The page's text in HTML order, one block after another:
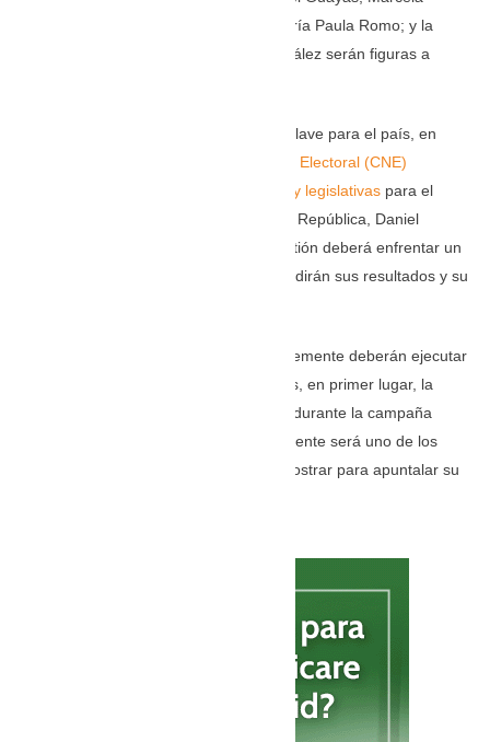
Aguiñaga; la exministra del Interior, María Paula Romo; y la
excandidata presidencial, Andrea González serán figuras a
Este 2024 se presenta como otro año clave para el país, en
Consejo Nacional Electoral (CNE)
convocará a elecciones presidenciales y legislativas para el
período 2025-2029. El presidente de la República, Daniel
Noboa, con tan solo tres meses de gestión deberá enfrentar un
proceso de reelección, en el que se medirán sus resultados y su
Las autoridades electorales muy posiblemente deberán ejecutar
dos procesos de consulta casi paralelos, en primer lugar, la
consulta popular propuesta por Noboa durante la campaña
presidencial adelantada y que seguramente será uno de los
principales argumentos que buscará mostrar para apuntalar su